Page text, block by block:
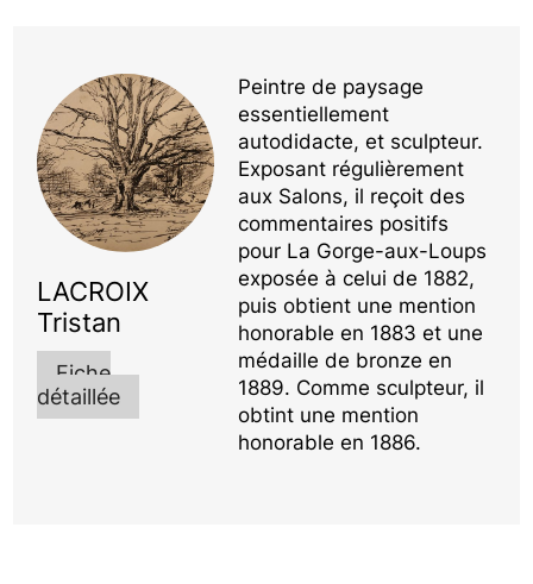
LACROIX
Tristan
Fiche
détaillée
Peintre de paysage
essentiellement
autodidacte, et sculpteur.
Exposant régulièrement
aux Salons, il reçoit des
commentaires positifs
pour La Gorge-aux-Loups
exposée à celui de 1882,
puis obtient une mention
honorable en 1883 et une
médaille de bronze en
1889. Comme sculpteur, il
obtint une mention
honorable en 1886.